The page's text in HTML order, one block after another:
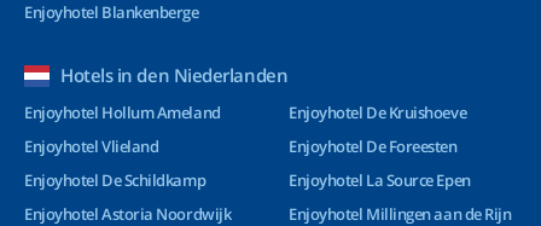
Enjoyhotel Blankenberge
Hotels in den Niederlanden
Enjoyhotel Hollum Ameland
Enjoyhotel Vlieland
Enjoyhotel De Schildkamp
Enjoyhotel Astoria Noordwijk
Enjoyhotel De Kruishoeve
Enjoyhotel De Foreesten
Enjoyhotel La Source Epen
Enjoyhotel Millingen aan de Rijn